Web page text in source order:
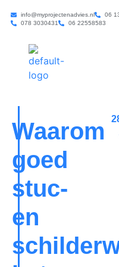
info@myprojectenadvies.nl
06
078 3030431
06 22558583
Waarom
goed
stuc-
en